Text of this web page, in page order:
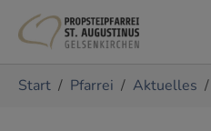
Start Pfarrei Aktuelles